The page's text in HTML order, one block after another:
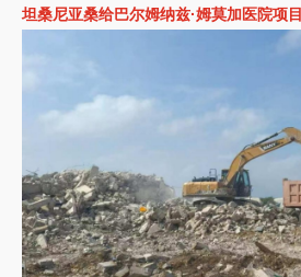
坦桑尼亚桑给巴尔姆纳兹·姆莫加医院项目